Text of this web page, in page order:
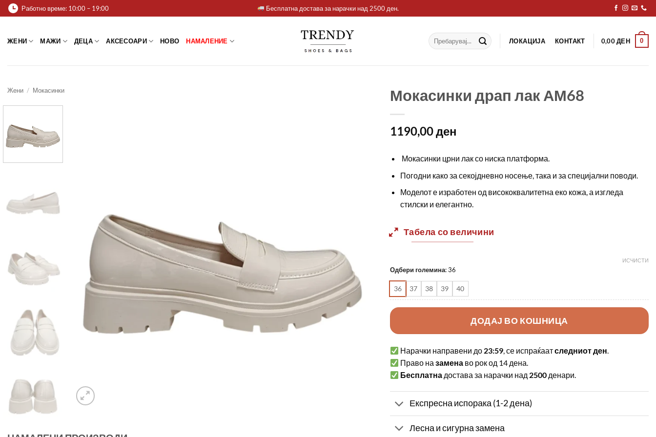
Skip
to
Работно време: 10:00 – 19:00 Бесплатна достава за нарачки над 2500 ден.
ЖЕНИ МАЖИ ДЕЦА АКСЕСОАРИ НОВО НАМАЛЕНИЕ
Барај
за:
ЛОКАЦИЈА КОНТАКТ 0,00ДЕН 0
Жени / Мокасинки Мокасинки драп лак АМ68
1190,00ден
Мокасинки црни лак со ниска платформа.
Погодни како за секојдневно носење, така и за специјални поводи.
Моделот е изработен од висококвалитетна еко кожа, а изгледа
стилски и елегантно.
Табела со величини
Одбери големина:36
36 37 38 39 40
ИСЧИСТИ
ДОДАЈ ВО КОШНИЦА
Нарачки направени до 23:59, се испраќаатследниот ден.
Право назамена во рок од 14 дена.
Бесплатна достава за нарачки над 2500 денари.
Експресна испорака (1-2 дена)
Лесна и сигурна замена